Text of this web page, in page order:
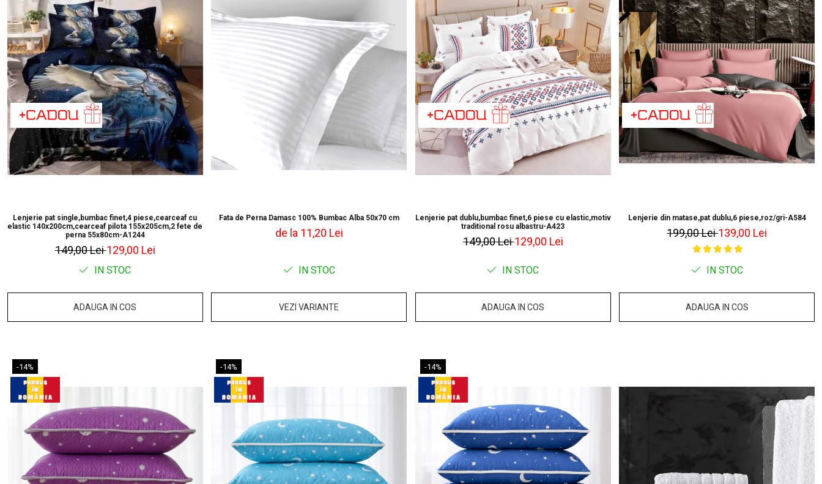
Lenjerie pat single,bumbac finet,4 piese,cearceaf cu
elastic 140x200cm,cearceaf pilota 155x205cm,2 fete de
perna 55x80cm-A1244
149,00 Lei129,00 Lei
IN STOC
ADAUGA IN COS
Fata de Perna Damasc 100% Bumbac Alba 50x70 cm
de la 11,20 Lei
IN STOC
VEZI VARIANTE
Lenjerie pat dublu,bumbac finet,6 piese cu elastic,motiv
traditional rosu albastru-A423
149,00 Lei129,00 Lei
IN STOC
ADAUGA IN COS
Lenjerie din matase,pat dublu,6 piese,roz/gri-A584
199,00 Lei139,00 Lei
IN STOC
ADAUGA IN COS
-14% -14% -14%